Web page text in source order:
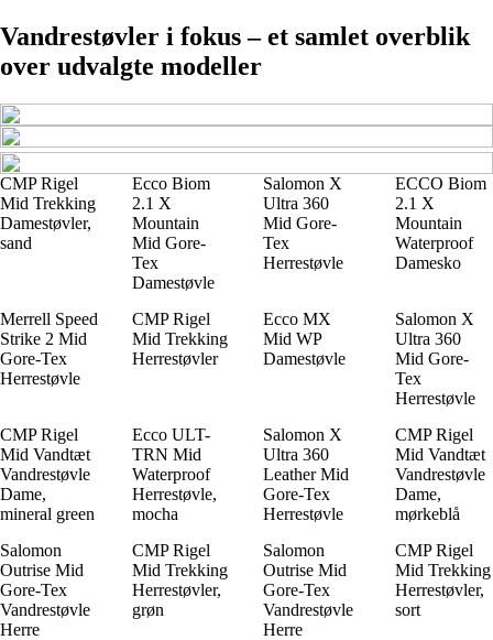
Vandrestøvler i fokus – et samlet overblik
over udvalgte modeller
CMP Rigel
Mid Trekking
Damestøvler,
sand
Ecco Biom
2.1 X
Mountain
Mid Gore-
Tex
Damestøvle
Salomon X
Ultra 360
Mid Gore-
Tex
Herrestøvle
ECCO Biom
2.1 X
Mountain
Waterproof
Damesko
Merrell Speed
Strike 2 Mid
Gore-Tex
Herrestøvle
CMP Rigel
Mid Trekking
Herrestøvler
Ecco MX
Mid WP
Damestøvle
Salomon X
Ultra 360
Mid Gore-
Tex
Herrestøvle
CMP Rigel
Mid Vandtæt
Vandrestøvle
Dame,
mineral green
Ecco ULT-
TRN Mid
Waterproof
Herrestøvle,
mocha
Salomon X
Ultra 360
Leather Mid
Gore-Tex
Herrestøvle
CMP Rigel
Mid Vandtæt
Vandrestøvle
Dame,
mørkeblå
Salomon
Outrise Mid
Gore-Tex
Vandrestøvle
Herre
CMP Rigel
Mid Trekking
Herrestøvler,
grøn
Salomon
Outrise Mid
Gore-Tex
Vandrestøvle
Herre
CMP Rigel
Mid Trekking
Herrestøvler,
sort